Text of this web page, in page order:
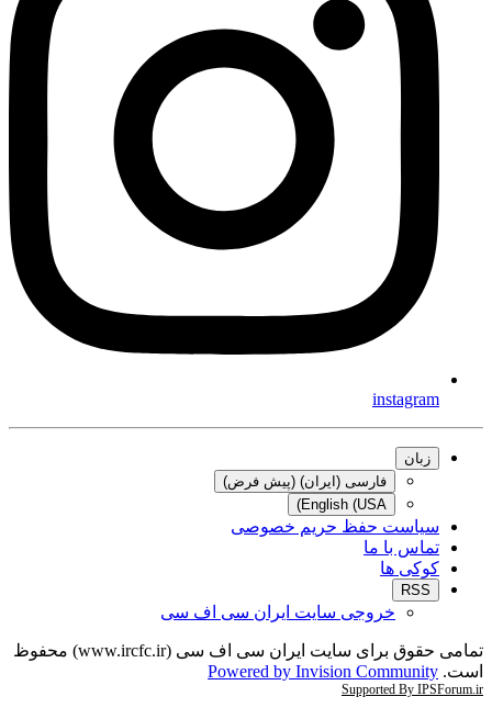
instagram
زبان
فارسی (ایران) (پیش فرض)
English (USA)
سیاست حفظ حریم خصوصی
تماس با ما
کوکی ها
RSS
خروجی سایت ایران سی اف سی
تمامی حقوق برای سایت ایران سی اف سی (www.ircfc.ir) محفوظ
است. Powered by Invision Community
Supported By IPSForum.ir